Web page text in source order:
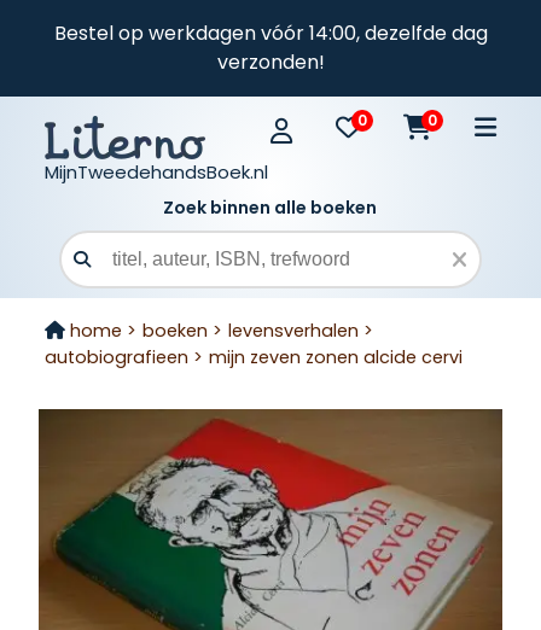
Bestel op werkdagen vóór 14:00, dezelfde dag
verzonden!
MijnTweedehandsBoek.nl
0 0
Zoek binnen alle boeken
Zoekveld
home > boeken > levensverhalen >
autobiografieen > mijn zeven zonen alcide cervi